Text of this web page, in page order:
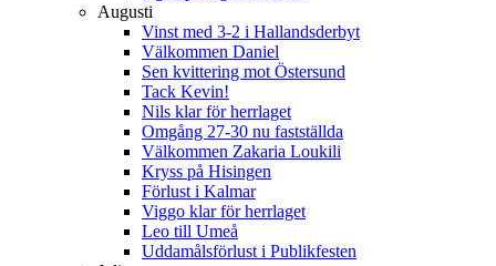
Augusti
Vinst med 3-2 i Hallandsderbyt
Välkommen Daniel
Sen kvittering mot Östersund
Tack Kevin!
Nils klar för herrlaget
Omgång 27-30 nu fastställda
Välkommen Zakaria Loukili
Kryss på Hisingen
Förlust i Kalmar
Viggo klar för herrlaget
Leo till Umeå
Uddamålsförlust i Publikfesten